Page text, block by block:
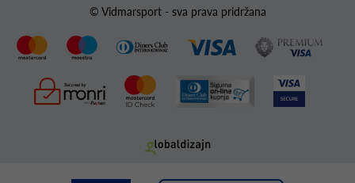
© Vidmarsport - sva prava pridržana